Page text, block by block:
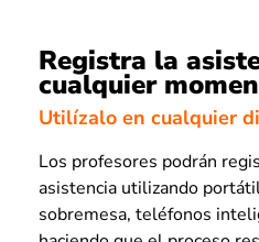
Registra la
cualquier
Utilízalo en cualquier
Los profesores podrán
asistencia utilizando
sobremesa, teléfonos